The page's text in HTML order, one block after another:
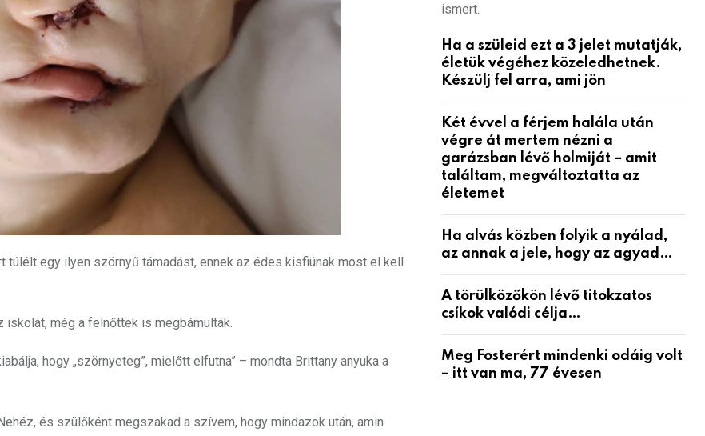
egy ilyen szörnyű támadást, ennek az édes kisfiúnak most el kell
még a felnőttek is megbámulták.
hogy „szörnyeteg”, mielőtt elfutna” – mondta Brittany anyuka a
és szülőként megszakad a szívem, hogy mindazok után, amin
ismert.
Ha a szüleid ezt a 3 jelet mutatják,
életük végéhez közeledhetnek.
Készülj fel arra, ami jön
Két évvel a férjem halála után
végre át mertem nézni a
garázsban lévő holmiját – amit
találtam, megváltoztatta az
életemet
Ha alvás közben folyik a nyálad,
az annak a jele, hogy az agyad…
A törülközőkön lévő titokzatos
csíkok valódi célja…
Meg Fosterért mindenki odáig volt
– itt van ma, 77 évesen